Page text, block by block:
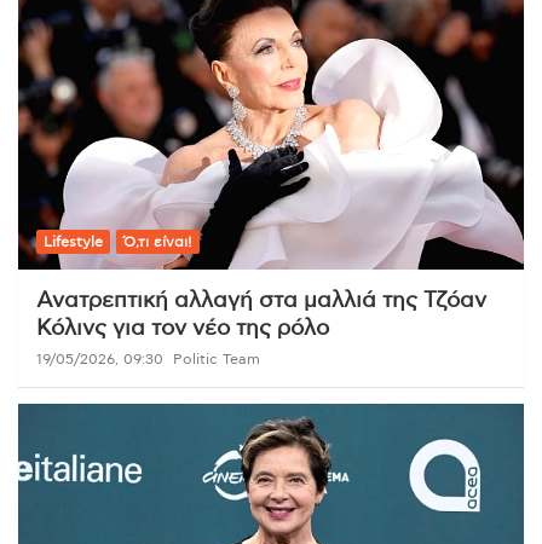
Lifestyle Ό,τι είναι!
Ανατρεπτική αλλαγή στα μαλλιά της Τζόαν
Κόλινς για τον νέο της ρόλο
19/05/2026, 09:30 Politic Team